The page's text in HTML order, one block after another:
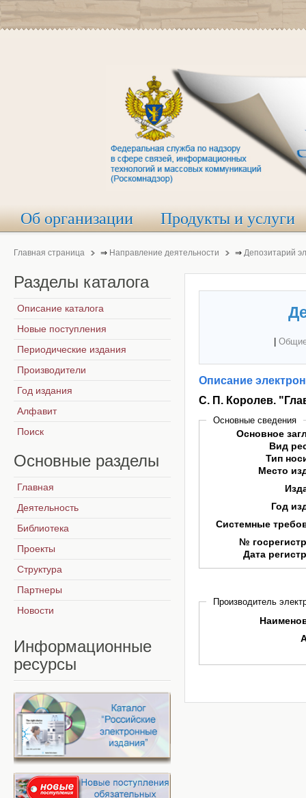
Об организации Продукты и услуги
Главная страница ⇒ Направление деятельности ⇒ Депозитарий
Описание
С. П. Королев.
Основные сведения
Основное
Вид
Тип
Место
Год
Системные
№
Дата
Производитель
Разделы каталога
Описание каталога
Новые поступления
Периодические издания
Производители
Год издания
Алфавит
Поиск
Основные разделы
Главная
Деятельность
Библиотека
Проекты
Структура
Партнеры
Новости
Информационные
ресурсы